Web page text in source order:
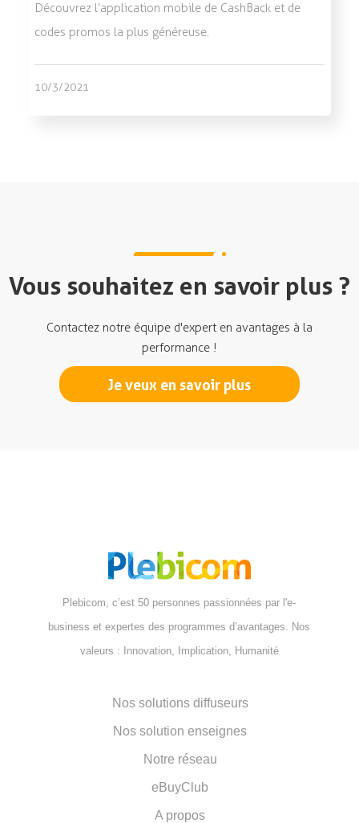
Découvrez l’application mobile de CashBack et de
codes promos la plus généreuse.
10/3/2021
Vous souhaitez en savoir plus ?
Contactez notre équipe d'expert en avantages à la
performance !
Je veux en savoir plus
Plebicom, c’est 50 personnes passionnées par l'e-
business et expertes des programmes d’avantages. Nos
valeurs : Innovation, Implication, Humanité
Nos solutions diffuseurs
Nos solution enseignes
Notre réseau
eBuyClub
A propos